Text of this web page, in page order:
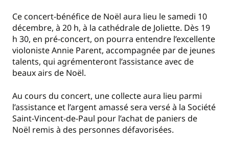
Ce concert-bénéfice de Noël aura lieu le samedi 10
décembre, à 20 h, à la cathédrale de Joliette. Dès 19
h 30, en pré-concert, on pourra entendre l’excellente
violoniste Annie Parent, accompagnée par de jeunes
talents, qui agrémenteront l’assistance avec de
beaux airs de Noël.
Au cours du concert, une collecte aura lieu parmi
l’assistance et l’argent amassé sera versé à la Société
Saint-Vincent-de-Paul pour l’achat de paniers de
Noël remis à des personnes défavorisées.